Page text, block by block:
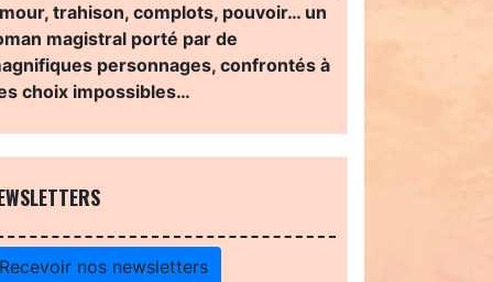
trahison, complots, pouvoir… un
magistral porté par de
personnages, confrontés à
choix impossibles…
Recevoir nos newsletters